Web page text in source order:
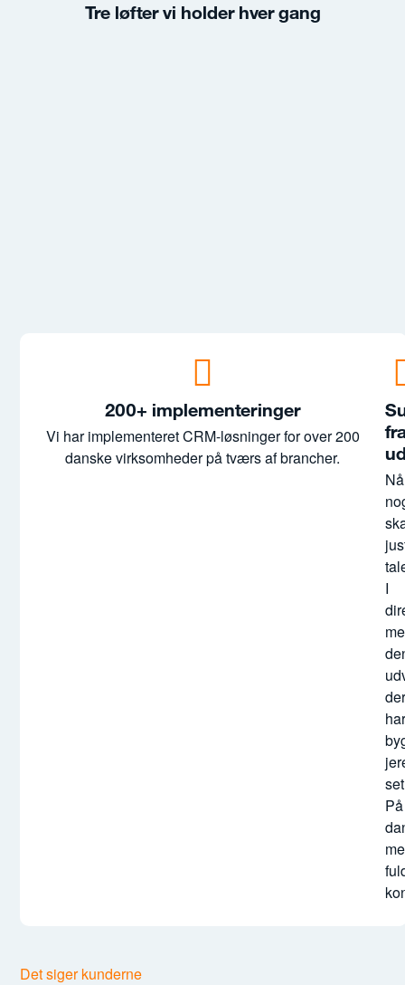
Tre løfter vi holder hver gang
200+ implementeringer
Vi har implementeret CRM-løsninger for over 200
danske virksomheder på tværs af brancher.
har
og
og
i
I
der
har
På
Det siger kunderne